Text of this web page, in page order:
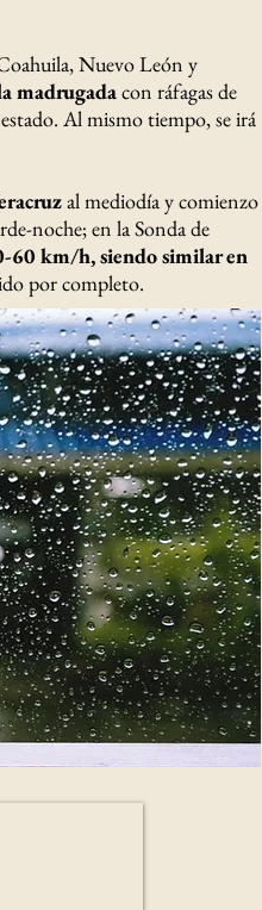
Nuevo León y
madrugadacon ráfagas de
Al mismo tiempo, se irá
al mediodía y comienzo
noche; en la Sonda de
60 km/h, siendo similar en
por completo.